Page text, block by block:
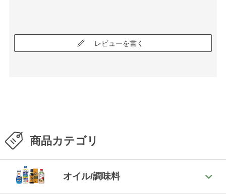
レビューを書く
商品カテゴリ
オイル/調味料